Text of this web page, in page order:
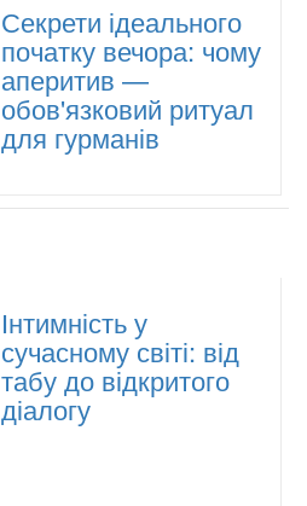
Секрети ідеального
початку вечора: чому
аперитив —
обов'язковий ритуал
для гурманів
Інтимність у
сучасному світі: від
табу до відкритого
діалогу